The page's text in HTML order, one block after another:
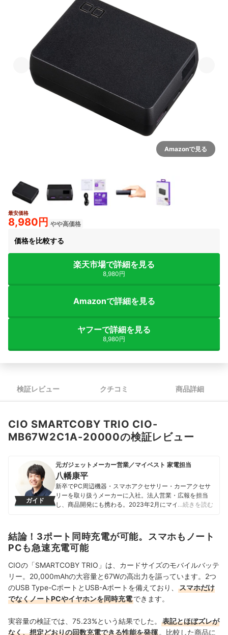
Amazonで見る
最安価格
8,980円 やや高価格
価格を比較する
楽天市場で詳細を見る
8,980円
Amazonで詳細を見る
ヤフーで詳細を見る
8,980円
検証レビュー クチコミ 商品詳細
CIO SMARTCOBY TRIO CIO-
MB67W2C1A-20000の検証レビュー
ガイド
元ガジェットメーカー営業／マイベスト 家電担当
八幡康平
新卒でPC周辺機器・スマホアクセサリー・カーアクセサ
リーを取り扱うメーカーに入社。法人営業・広報を担当
し、商品開発にも携わる。2023年2月にマイベストに入
家電を中心に幅広いジャンルのコンテンツ制作に携わ
る。「専門性をもとにした調査・検証を通じ、一人ひと
りに合った選択肢を分かりやすく提案すること」を心が
八幡康平のプロフィール
…続きを読む
結論！3ポート同時充電が可能。スマホもノート
PCも急速充電可能
CIOの「SMARTCOBY TRIO」は、カードサイズのモバイルバッテ
リー。20,000mAhの大容量と67Wの高出力を謳っています。2つ
のUSB Type-CポートとUSB-Aポートを備えており、
スマホだけ
でなくノートPCやイヤホンを同時充電できます。
実容量の検証では、75.23%という結果でした。
表記とほぼズレが
なく、想定どおりの回数充電できる性能を発揮 。比較した商品に